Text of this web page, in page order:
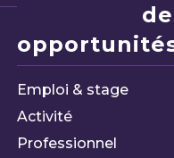
Emploi & stage
Activité
Professionnel